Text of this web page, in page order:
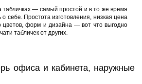
табличках — самый простой и в то же время
о себе. Простота изготовления, низкая цена
форм и дизайна — вот что выгодно
табличек от других.
офиса и кабинета, наружные